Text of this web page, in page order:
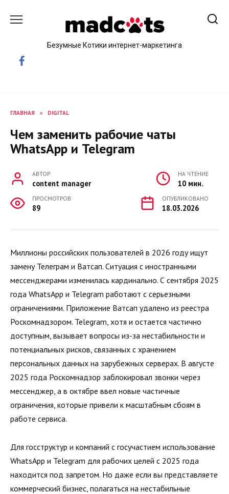
Безумные Котики интернет-маркетинга
ГЛАВНАЯ » DIGITAL
Чем заменить рабочие чаты
WhatsApp и Telegram
АВТОР
content manager
НА ЧТЕНИЕ
10 мин.
ПРОСМОТРОВ
89
ОПУБЛИКОВАНО
18.03.2026
Миллионы российских пользователей в 2026 году ищут
замену Телеграм и Ватсап. Ситуация с иностранными
мессенджерами изменилась кардинально. С сентября 2025
года WhatsApp и Telegram работают с серьезными
ограничениями. Приложение Ватсап удалено из реестра
Роскомнадзором. Telegram, хотя и остается частично
доступным, вызывает вопросы из-за нестабильности и
потенциальных рисков, связанных с хранением
персональных данных на зарубежных серверах. В августе
2025 года Роскомнадзор заблокировал звонки через
мессенджер, а в октябре ввел новые частичные
ограничения, которые привели к масштабным сбоям в
работе сервиса.
Для госструктур и компаний с госучастием использование
WhatsApp и Telegram для рабочих целей с 2025 года
находится под запретом. Но даже если вы представляете
коммерческий бизнес, полагаться на нестабильные